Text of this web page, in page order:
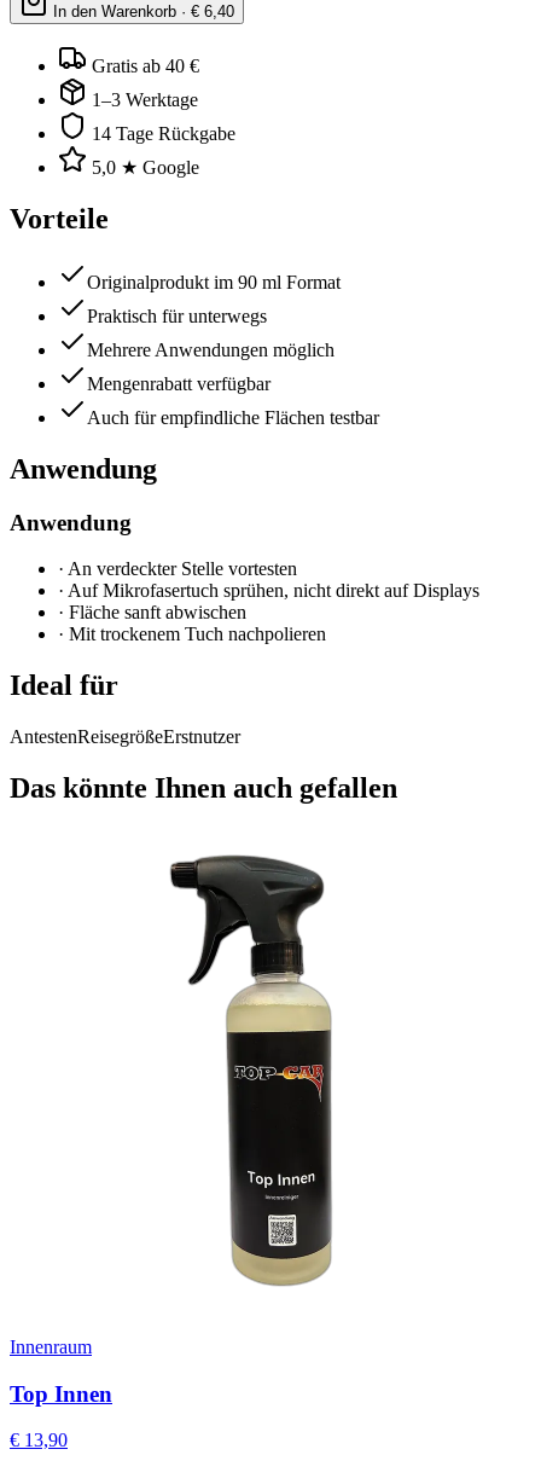
In den Warenkorb · € 6,40
Gratis ab 40 €
1–3 Werktage
14 Tage Rückgabe
5,0 ★ Google
Vorteile
Originalprodukt im 90 ml Format
Praktisch für unterwegs
Mehrere Anwendungen möglich
Mengenrabatt verfügbar
Auch für empfindliche Flächen testbar
Anwendung
Anwendung
· An verdeckter Stelle vortesten
· Auf Mikrofasertuch sprühen, nicht direkt auf Displays
· Fläche sanft abwischen
· Mit trockenem Tuch nachpolieren
Ideal für
AntestenReisegrößeErstnutzer
Das könnte Ihnen auch gefallen
Innenraum
Top Innen
€ 13,90